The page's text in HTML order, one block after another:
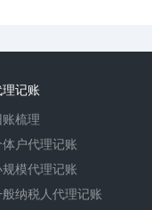
理记账
账梳理
体户代理记账
规模代理记账
般纳税人代理记账